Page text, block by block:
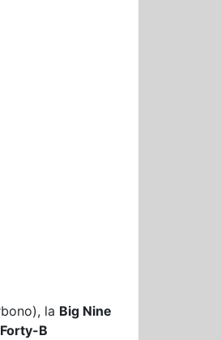
la Big Nine
B